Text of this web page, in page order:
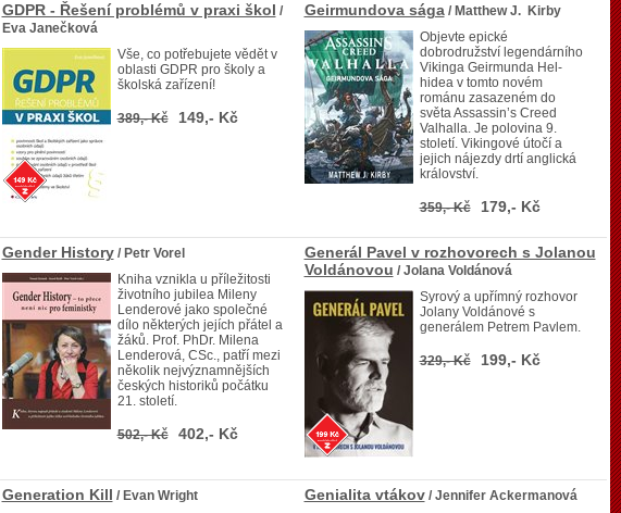
GDPR - Řešení problémů v praxi škol /
Eva Janečková
Vše, co potřebujete vědět v
oblasti GDPR pro školy a
školská zařízení!
389,- Kč 149,- Kč
Geirmundova sága/ Matthew J. Kirby
Objevte epické
dobrodružství legendárního
Vikinga Geirmunda Hel-
hidea v tomto novém
románu zasazeném do
světa Assassin’s Creed
Valhalla. Je polovina 9.
století. Vikingové útočí a
jejich nájezdy drtí anglická
království.
359,- Kč 179,- Kč
Gender History/ Petr Vorel
Kniha vznikla u příležitosti
životního jubilea Mileny
Lenderové jako společné
dílo některých jejích přátel a
žáků. Prof. PhDr. Milena
Lenderová, CSc., patří mezi
několik nejvýznamnějších
českých historiků počátku
21. století.
502,- Kč 402,- Kč
Generál Pavel v rozhovorech s Jolanou
Voldánovou / Jolana Voldánová
Syrový a upřímný rozhovor
Jolany Voldánové s
generálem Petrem Pavlem.
329,- Kč 199,- Kč
Generation Kill / Evan Wright
Genialita vtákov/ Jennifer Ackermanová